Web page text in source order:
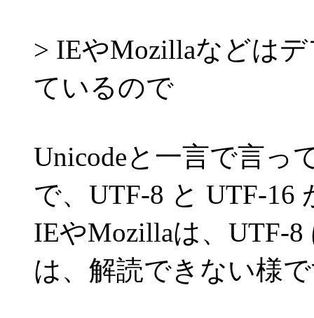
> IEやMozillaなどは
ているので
Unicodeと一言で言っ
で、UTF-8 と UTF-16
IEやMozillaは、UTF-
は、解読できない様